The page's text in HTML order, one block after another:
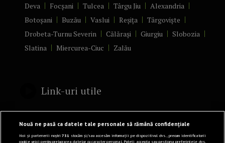
Deva
Focșani Tulcea Târgu Jiu
Alexandria
Botoșani
Buzău Vaslui Reșița
Târgoviște
Drobeta-Turnu Severin
Călărași Giurgiu
Slobozia
Slatina
Miercurea-Ciuc Zalău
Link-uri utile
Politică de confidențialitate
Termeni și Condiții
Nouă ne pasă ca datele tale personale să rămână confidențiale
Noi și partenerii noștri731 stocăm și/sau accesăm informații pe dispozitivul dvs., precum identificatorii
cookie unici pentru prelucrarea datelor cu caracter personal. Puteți accepta sau gestiona preferințele dvs.